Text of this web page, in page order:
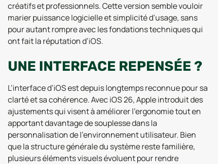
créatifs et professionnels. Cette version semble vouloir
marier puissance logicielle et simplicité d’usage, sans
pour autant rompre avec les fondations techniques qui
ont fait la réputation d’iOS.
UNE INTERFACE REPENSÉE ?
L’interface d’iOS est depuis longtemps reconnue pour sa
clarté et sa cohérence. Avec iOS 26, Apple introduit des
ajustements qui visent à améliorer l’ergonomie tout en
apportant davantage de souplesse dans la
personnalisation de l’environnement utilisateur. Bien
que la structure générale du système reste familière,
plusieurs éléments visuels évoluent pour rendre